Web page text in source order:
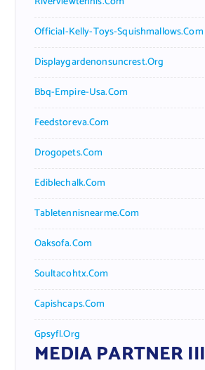
Official-Kelly-Toys-Squishmallows.com
Displaygardenonsuncrest.org
Bbq-Empire-Usa.com
Feedstoreva.com
Drogopets.com
Ediblechalk.com
Tabletennisnearme.com
Oaksofa.com
Soultacohtx.com
Capishcaps.com
Gpsyfl.org
MEDIA PARTNER III